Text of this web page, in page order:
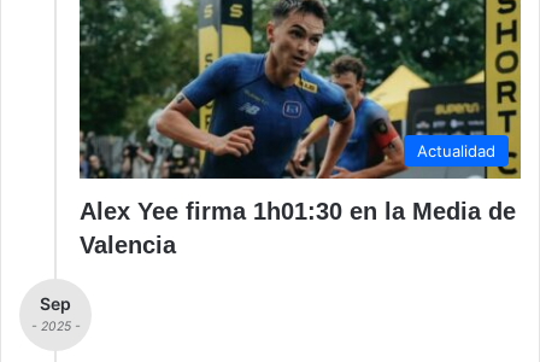
Actualidad
Alex Yee firma 1h01:30 en la Media de
Valencia
Sep
- 2025 -